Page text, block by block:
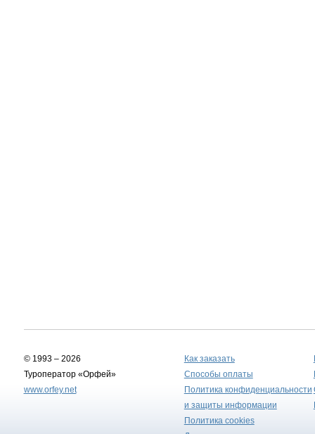
© 1993 – 2026
Туроператор «Орфей»
www.orfey.net
Как заказать
Способы оплаты
Политика конфиденциальности
и защиты информации
Политика cookies